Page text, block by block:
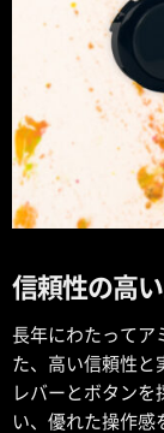
信頼性の高
長年にわたってア
た、高い信頼性と
レバーとボタン
い、優れた操作感